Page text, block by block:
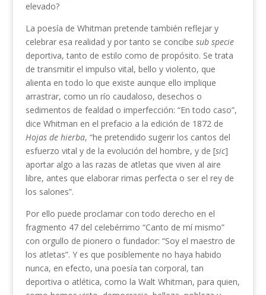
elevado?
La poesía de Whitman pretende también reflejar y
celebrar esa realidad y por tanto se concibe sub specie
deportiva, tanto de estilo como de propósito. Se trata
de transmitir el impulso vital, bello y violento, que
alienta en todo lo que existe aunque ello implique
arrastrar, como un río caudaloso, desechos o
sedimentos de fealdad o imperfección: “En todo caso”,
dice Whitman en el prefacio a la edición de 1872 de
Hojas de hierba, “he pretendido sugerir los cantos del
esfuerzo vital y de la evolución del hombre, y de [sic]
aportar algo a las razas de atletas que viven al aire
libre, antes que elaborar rimas perfecta o ser el rey de
los salones”.
Por ello puede proclamar con todo derecho en el
fragmento 47 del celebérrimo “Canto de mí mismo”
con orgullo de pionero o fundador: “Soy el maestro de
los atletas”. Y es que posiblemente no haya habido
nunca, en efecto, una poesía tan corporal, tan
deportiva o atlética, como la Walt Whitman, para quien,